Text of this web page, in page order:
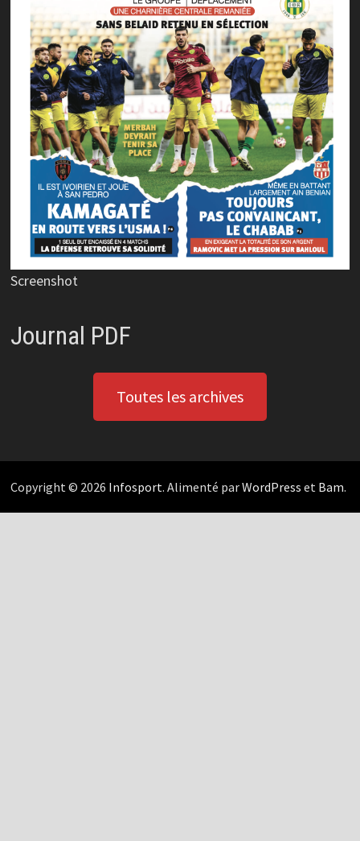
Screenshot
Journal PDF
Toutes les archives
Copyright © 2026 Infosport. Alimenté parWordPress et Bam.